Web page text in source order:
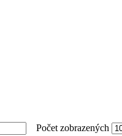
Počet zobrazených